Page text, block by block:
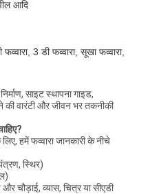
आदि
3 डी फव्वारा, सूखा फव्वारा,
साइट स्थापना गाइड,
वारंटी और जीवन भर तकनीकी
हमें फव्वारा जानकारी के नीचे
स्थिर)
चौड़ाई, व्यास, चित्र या सीएडी